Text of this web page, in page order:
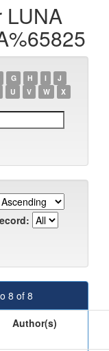
LUNA
G H I
J
U V W
X
8 of 8
Author(s)